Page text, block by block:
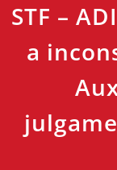
STF –
a